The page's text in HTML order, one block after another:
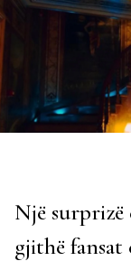
Një
gjithë fansat